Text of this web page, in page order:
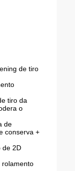
de tiro
tiro da
o
de
conserva +
de 2D
rolamento